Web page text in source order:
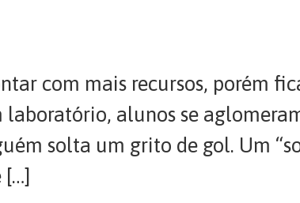
com mais recursos, porém
alunos se
solta um grito de gol. Um
[…]